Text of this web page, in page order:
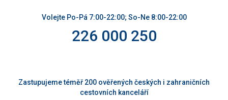
Volejte Po-Pá 7:00-22:00; So-Ne 8:00-22:00
226 000 250
Zastupujeme téměř 200 ověřených českých i zahraničních
cestovních kanceláří